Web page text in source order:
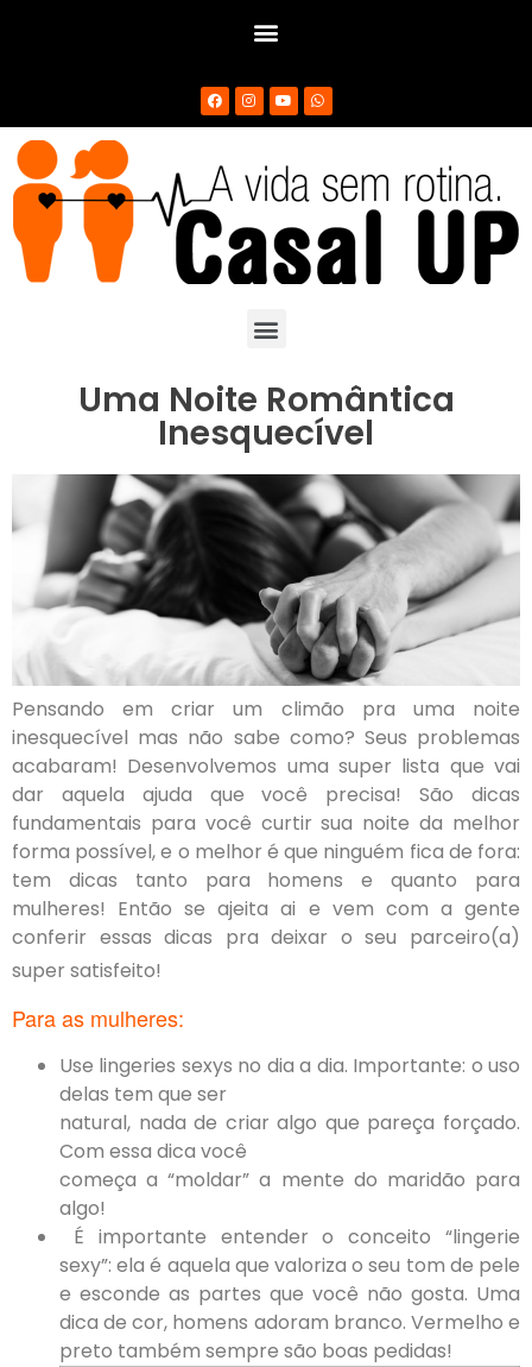
Uma Noite Romântica
Inesquecível
Pensando em criar um climão pra uma noite
inesquecível mas não sabe como? Seus problemas
acabaram! Desenvolvemos uma super lista que vai
dar aquela ajuda que você precisa! São dicas
fundamentais para você curtir sua noite da melhor
forma possível, e o melhor é que ninguém fica de fora:
tem dicas tanto para homens e quanto para
mulheres! Então se ajeita ai e vem com a gente
conferir essas dicas pra deixar o seu parceiro(a)
super satisfeito!
Para as mulheres:
Use lingeries sexys no dia a dia. Importante: o uso
delas tem que ser
natural, nada de criar algo que pareça forçado.
Com essa dica você
começa a “moldar” a mente do maridão para
algo!
É importante entender o conceito “lingerie
sexy”: ela é aquela que valoriza o seu tom de pele
e esconde as partes que você não gosta. Uma
dica de cor, homens adoram branco. Vermelho e
preto também sempre são boas pedidas!